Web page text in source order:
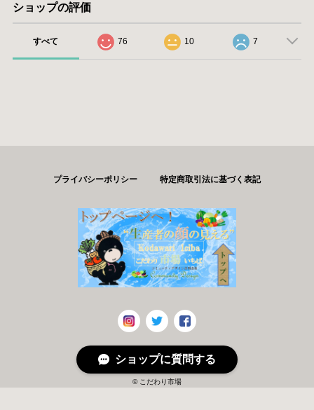
ショップの評価
すべて 76 10 7
プライバシーポリシー 特定商取引法に基づく表記
© こだわり市場
ショップに質問する